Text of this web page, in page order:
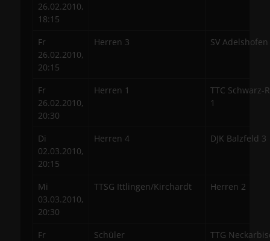
26.02.2010,
18:15
Fr
26.02.2010,
20:15
Herren 3 SV
Fr
26.02.2010,
20:30
Herren 1
TTC Schwarz-
1
Di
02.03.2010,
20:15
Herren 4 DJK Balzfeld 3
Mi
03.03.2010,
20:30
TTSG Ittlingen/Kirchardt Herren 2
Fr
Schüler
TTG